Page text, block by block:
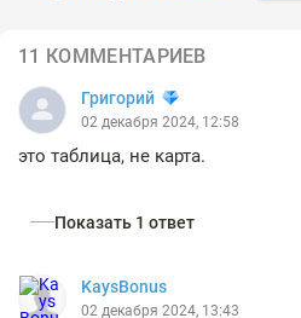
11 КОММЕНТАРИЕВ
Григорий
02 декабря 2024, 12:58
это таблица, не карта.
Показать 1 ответ
KaysBonus
02 декабря 2024, 13:43